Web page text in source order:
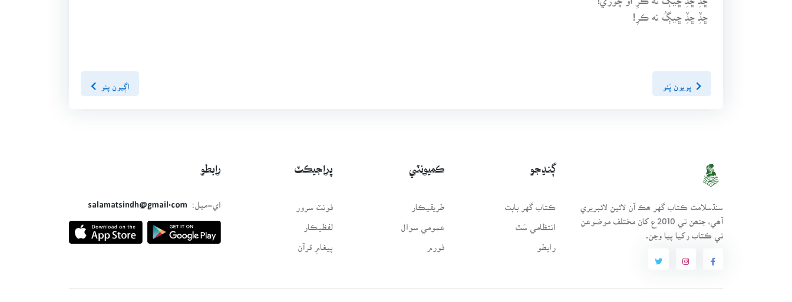
ڇڏِ ڇڏِ ڇيڳُ نه ڪرِ!
پويون پَنو اڳيون پنو
سنڌسلامت ڪتاب گهر ھڪ آن لائين لائبريري
آھي، جنھن تي 2010ع کان مختلف موضوعن
تي ڪتاب رکيا پيا وڃن.
ڳنڍجو
ڪتاب گهر بابت
انتظامي سَٿ
رابطو
ڪميونٽي
طريقيڪار
عمومي سوال
فورم
پراجيڪٽ
فونٽ سرور
لفظيڪار
پيغامِ قرآن
رابطو
اي-ميل:
salamatsindh@gmail.com